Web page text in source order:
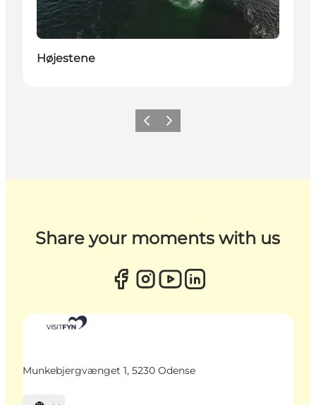
Højestene
ZurückWeiter
Share your moments with us
Munkebjergvænget 1, 5230 Odense